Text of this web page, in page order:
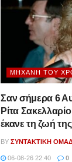
ΜΗΧΑΝΉ ΤΟΥ
Σαν σήμερα 6
Ρίτα
έκανε τη ζωή
BY ΣΥΝΤΑΚΤΙΚΉ
06-08-26 22:40 0